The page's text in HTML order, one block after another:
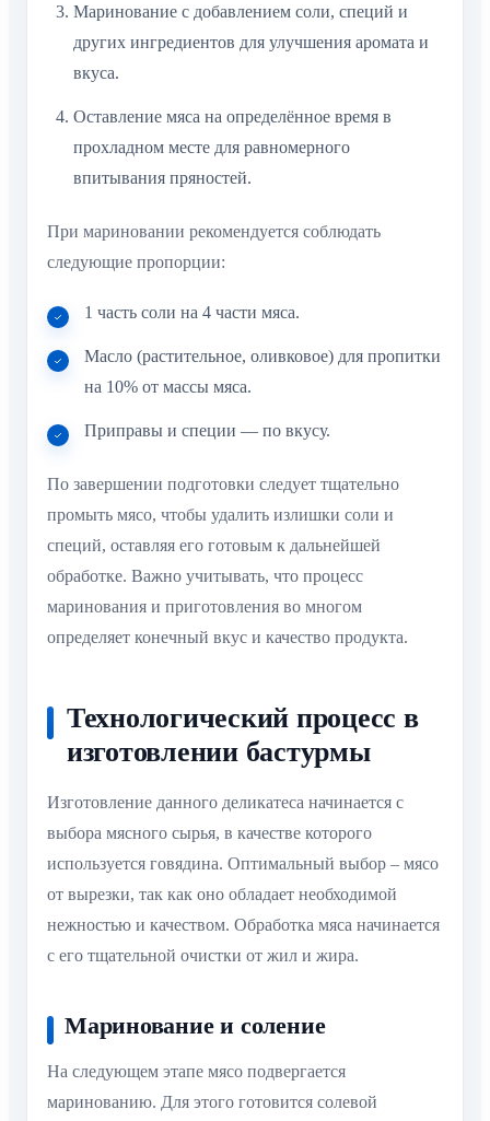
Маринование с добавлением соли, специй и
других ингредиентов для улучшения аромата и
вкуса.
Оставление мяса на определённое время в
прохладном месте для равномерного
впитывания пряностей.
При мариновании рекомендуется соблюдать
следующие пропорции:
1 часть соли на 4 части мяса.
Масло (растительное, оливковое) для пропитки
на 10% от массы мяса.
Приправы и специи — по вкусу.
По завершении подготовки следует тщательно
промыть мясо, чтобы удалить излишки соли и
специй, оставляя его готовым к дальнейшей
обработке. Важно учитывать, что процесс
маринования и приготовления во многом
определяет конечный вкус и качество продукта.
Технологический процесс в
изготовлении бастурмы
Изготовление данного деликатеса начинается с
выбора мясного сырья, в качестве которого
используется говядина. Оптимальный выбор – мясо
от вырезки, так как оно обладает необходимой
нежностью и качеством. Обработка мяса начинается
с его тщательной очистки от жил и жира.
Маринование и соление
На следующем этапе мясо подвергается
маринованию. Для этого готовится солевой